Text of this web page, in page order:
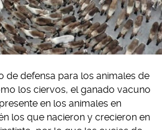
de defensa para los animales de
los ciervos, el ganado vacuno
en los animales en
los que nacieron y crecieron en